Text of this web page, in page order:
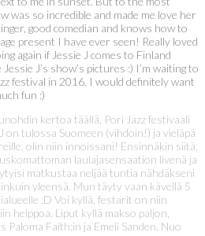
was so incredible and made me love her
good comedian and knows how to
present I have ever seen! Really loved
again if Jessie J comes to Finland
J’s show’s pictures :) I’m waiting to
festival in 2016. I would definitely want
fun :)
kertoa täällä, Pori Jazz festivaali
tulossa Suomeen (vihdoin!) ja vieläpä
olin niin innoissani! Ensinnäkin siitä,
laulajasensaation livenä ja
matkustaa neljää tuntia nähdäkseni
yleensä. Mun täyty vaan kävellä 5
:D Voi kyllä, festarit on niin
helppoa. Liput kyllä makso paljon,
Paloma Faith:in ja Emeli Sanden. Nuo